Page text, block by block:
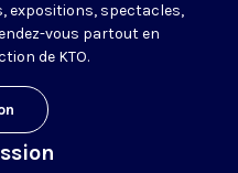
expositions, spectacles,
vous partout en
de KTO.